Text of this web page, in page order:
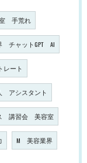
手荒れ
チャットGPT AI
ート
アシスタント
講習会 美容室
M 美容業界